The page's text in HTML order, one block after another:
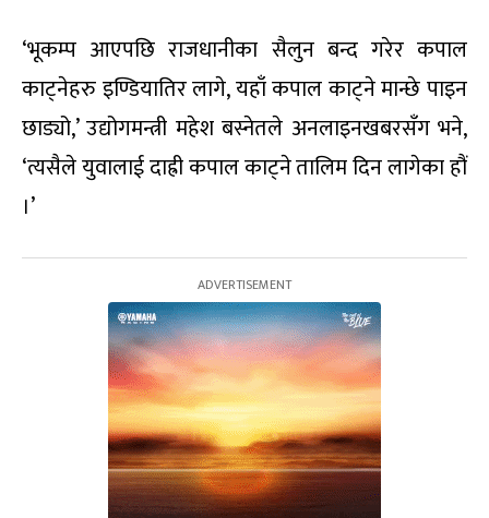
‘भूकम्प आएपछि राजधानीका सैलुन बन्द गरेर कपाल
काट्नेहरु इण्डियातिर लागे, यहाँ कपाल काट्ने मान्छे पाइन
छाड्यो,’ उद्योगमन्त्री महेश बस्नेतले अनलाइनखबरसँग भने,
‘त्यसैले युवालाई दाह्री कपाल काट्ने तालिम दिन लागेका हौं
।’